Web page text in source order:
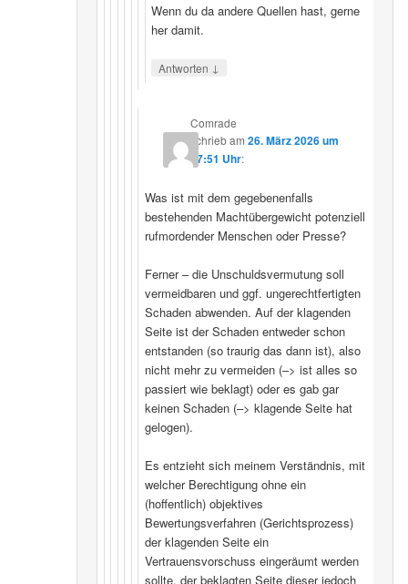
Wenn du da andere Quellen hast, gerne
her damit.
Antworten ↓
Comrade
schriebam 26. März 2026 um
17:51 Uhr:
Was ist mit dem gegebenenfalls
bestehenden Machtübergewicht potenziell
rufmordender Menschen oder Presse?
Ferner – die Unschuldsvermutung soll
vermeidbaren und ggf. ungerechtfertigten
Schaden abwenden. Auf der klagenden
Seite ist der Schaden entweder schon
entstanden (so traurig das dann ist), also
nicht mehr zu vermeiden (–> ist alles so
passiert wie beklagt) oder es gab gar
keinen Schaden (–> klagende Seite hat
gelogen).
Es entzieht sich meinem Verständnis, mit
welcher Berechtigung ohne ein
(hoffentlich) objektives
Bewertungsverfahren (Gerichtsprozess)
der klagenden Seite ein
Vertrauensvorschuss eingeräumt werden
sollte, der beklagten Seite dieser jedoch